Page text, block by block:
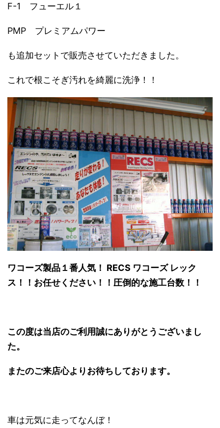
F-1 フューエル１
PMP プレミアムパワー
も追加セットで販売させていただきました。
これで根こそぎ汚れを綺麗に洗浄！！
ワコーズ製品１番人気！ RECS ワコーズ レック
ス！！お任せください！！圧倒的な施工台数！！
この度は当店のご利用誠にありがとうございまし
た。
またのご来店心よりお待ちしております。
車は元気に走ってなんぼ！